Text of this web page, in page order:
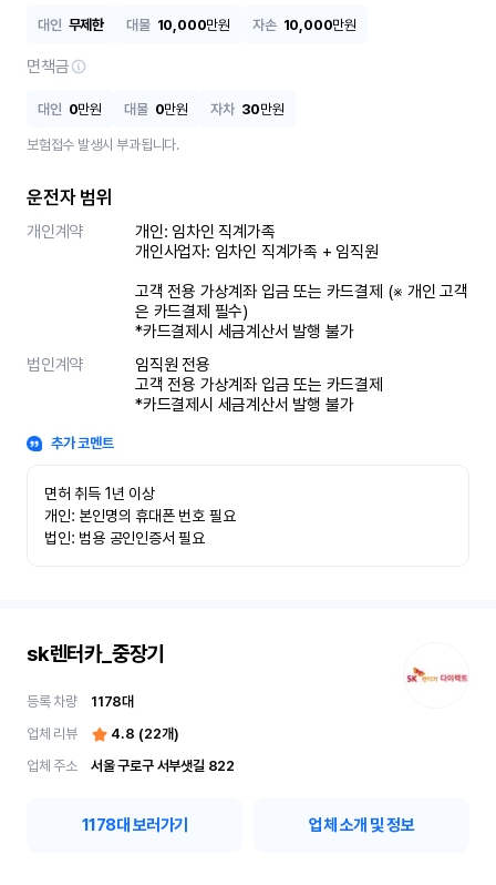
대인 무제한 대물 10,000만원 자손 10,000만원
면책금
대인 0만원 대물 0만원 자차 30만원
보험접수 발생시 부과됩니다.
운전자 범위
개인계약
개인: 임차인 직계가족
개인사업자: 임차인 직계가족 + 임직원
고객 전용 가상계좌 입금 또는 카드결제 (※ 개인 고객
은 카드결제 필수)
*카드결제시 세금계산서 발행 불가
법인계약
임직원 전용
고객 전용 가상계좌 입금 또는 카드결제
*카드결제시 세금계산서 발행 불가
추가 코멘트
면허 취득 1년 이상
개인: 본인명의 휴대폰 번호 필요
법인: 범용 공인인증서 필요
sk렌터카_중장기
등록 차량 1178대
업체 리뷰
4.8 (22개)
업체 주소
서울 구로구 서부샛길 822
1178대 보러가기 업체 소개 및 정보